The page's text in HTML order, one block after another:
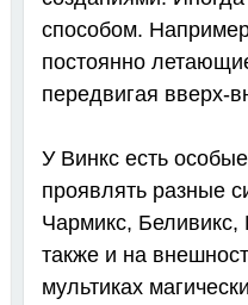
способом.
постоянно
передвигая вверх-
У Винкс есть
проявлять разные
Чармикс,
также и на
мультиках